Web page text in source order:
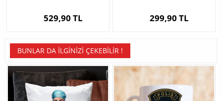
529,90 TL 299,90 TL
BUNLAR DA İLGINIZI ÇEKEBILIR !